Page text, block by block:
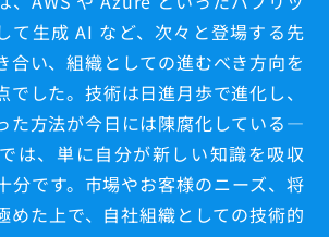
て生成 AI など、次々と登場する先
合い、組織としての進むべき方向を
した。技術は日進月歩で進化し、
た方法が今日には陳腐化している―
は、単に自分が新しい知識を吸収
分です。市場やお客様のニーズ、将
めた上で、自社組織としての技術的